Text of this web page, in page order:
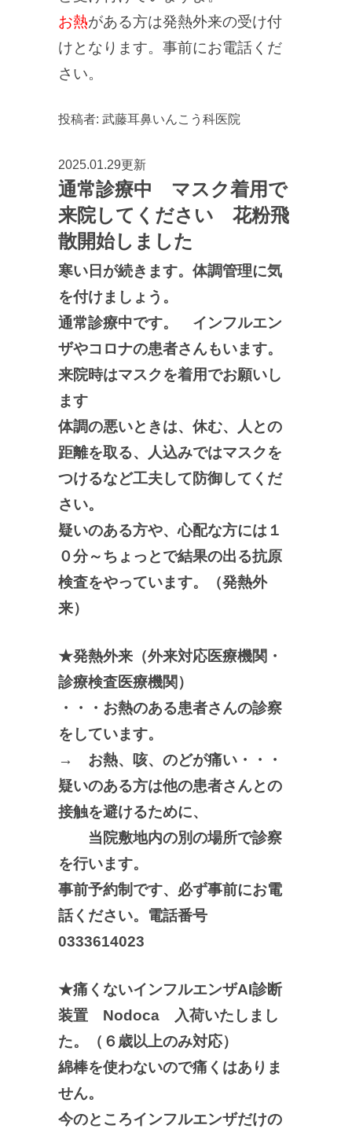
お熱がある方は発熱外来の受け付
けとなります。事前にお電話くだ
さい。
投稿者: 武藤耳鼻いんこう科医院
2025.01.29更新
通常診療中 マスク着用で
来院してください 花粉飛
散開始しました
寒い日が続きます。体調管理に気
を付けましょう。
通常診療中です。 インフルエン
ザやコロナの患者さんもいます。
来院時はマスクを着用でお願いし
ます
体調の悪いときは、休む、人との
距離を取る、人込みではマスクを
つけるなど工夫して防御してくだ
さい。
疑いのある方や、心配な方には１
０分～ちょっとで結果の出る抗原
検査をやっています。（発熱外
来）
★発熱外来（外来対応医療機関・
診療検査医療機関）
・・・お熱のある患者さんの診察
をしています。
→ お熱、咳、のどが痛い・・・
疑いのある方は他の患者さんとの
接触を避けるために、
当院敷地内の別の場所で診察
を行います。
事前予約制です、必ず事前にお電
話ください。電話番号
0333614023
★痛くないインフルエンザAI診断
装置 Nodoca 入荷いたしまし
た。（６歳以上のみ対応）
綿棒を使わないので痛くはありま
せん。
今のところインフルエンザだけの